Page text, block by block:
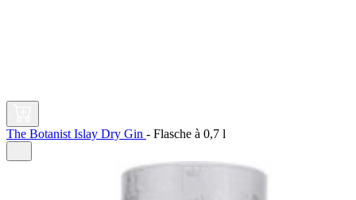
The Botanist Islay Dry Gin - Flasche à 0,7 l